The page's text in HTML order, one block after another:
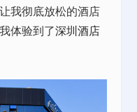
我彻底放松的酒店
体验到了深圳酒店